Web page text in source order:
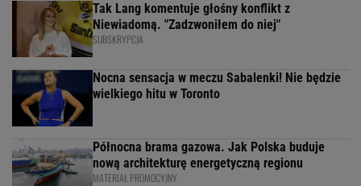
Tak Lang komentuje głośny konflikt z
Niewiadomą. "Zadzwoniłem do niej"
SUBSKRYPCJA
Nocna sensacja w meczu Sabalenki! Nie będzie
wielkiego hitu w Toronto
Północna brama gazowa. Jak Polska buduje
nową architekturę energetyczną regionu
MATERIAŁ PROMOCYJNY